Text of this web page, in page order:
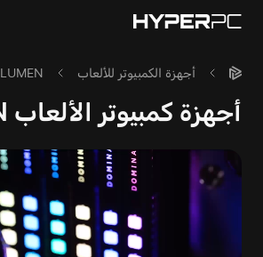
أجهزة الكمبيوتر للألعاب LUMEN
أجهزة كمبيوتر الألعاب LUMEN